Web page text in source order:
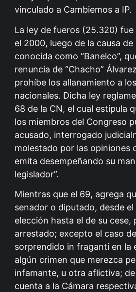
vinculado a Cambiemos a IP.
La ley de fueros (25.320)
el 2000, luego de la causa
conocida como “Banelco”,
renuncia de “Chacho”
prohíbe los allanamiento a
nacionales. Dicha ley
68 de la CN, el cual estipula
los miembros del Congreso
acusado, interrogado
molestado por las opiniones
emita desempeñando su
legislador”.
Mientras que el 69, agrega
senador o diputado, desde el
elección hasta el de su cese,
arrestado; excepto el caso
sorprendido in fraganti en la
algún crimen que merezca
infamante, u otra aflictiva;
cuenta a la Cámara